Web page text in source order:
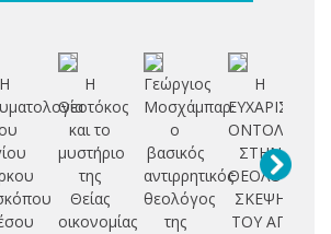
Η
Η
Θεοτόκος
και το
μυστήριο
της
Θείας
οικονομίας
Γεώργιος
Μοσχάμπαρ:
ο
βασικός
αντιρρητικός
θεολόγος
της
Η
ΟΝΤΟΛΟΓΙΑ
ΣΤΗΝ
ΘΕΟΛΟΓΙΚΗ
ΣΚΕΨΗ
ΤΟΥ ΑΓ.